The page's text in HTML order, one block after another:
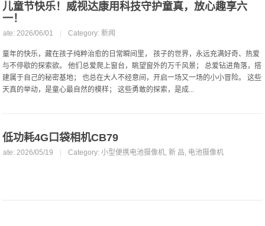
儿童节快乐！威视达康用科技守护童真，放心趣享六
一！
2026/06/01 Category:新闻
童年的快乐，藏在孩子纯粹治愈的日常瞬间里， 孩子的世界，永远充满好奇、热爱
与不停歇的探索欲。 他们总爱爬上窗台，眺望窗外的万千风景； 总爱钻进角落，搭
建属于自己的秘密基地； 也总在大人不经意间，开启一场又一场的小小冒险。 这些
天真的举动，是童心最自然的模样； 这些勇敢的探索，是成...
低功耗4G口袋相机CB79
2026/05/19 Category:小型便携电池摄像机,新 品, 电池摄像机